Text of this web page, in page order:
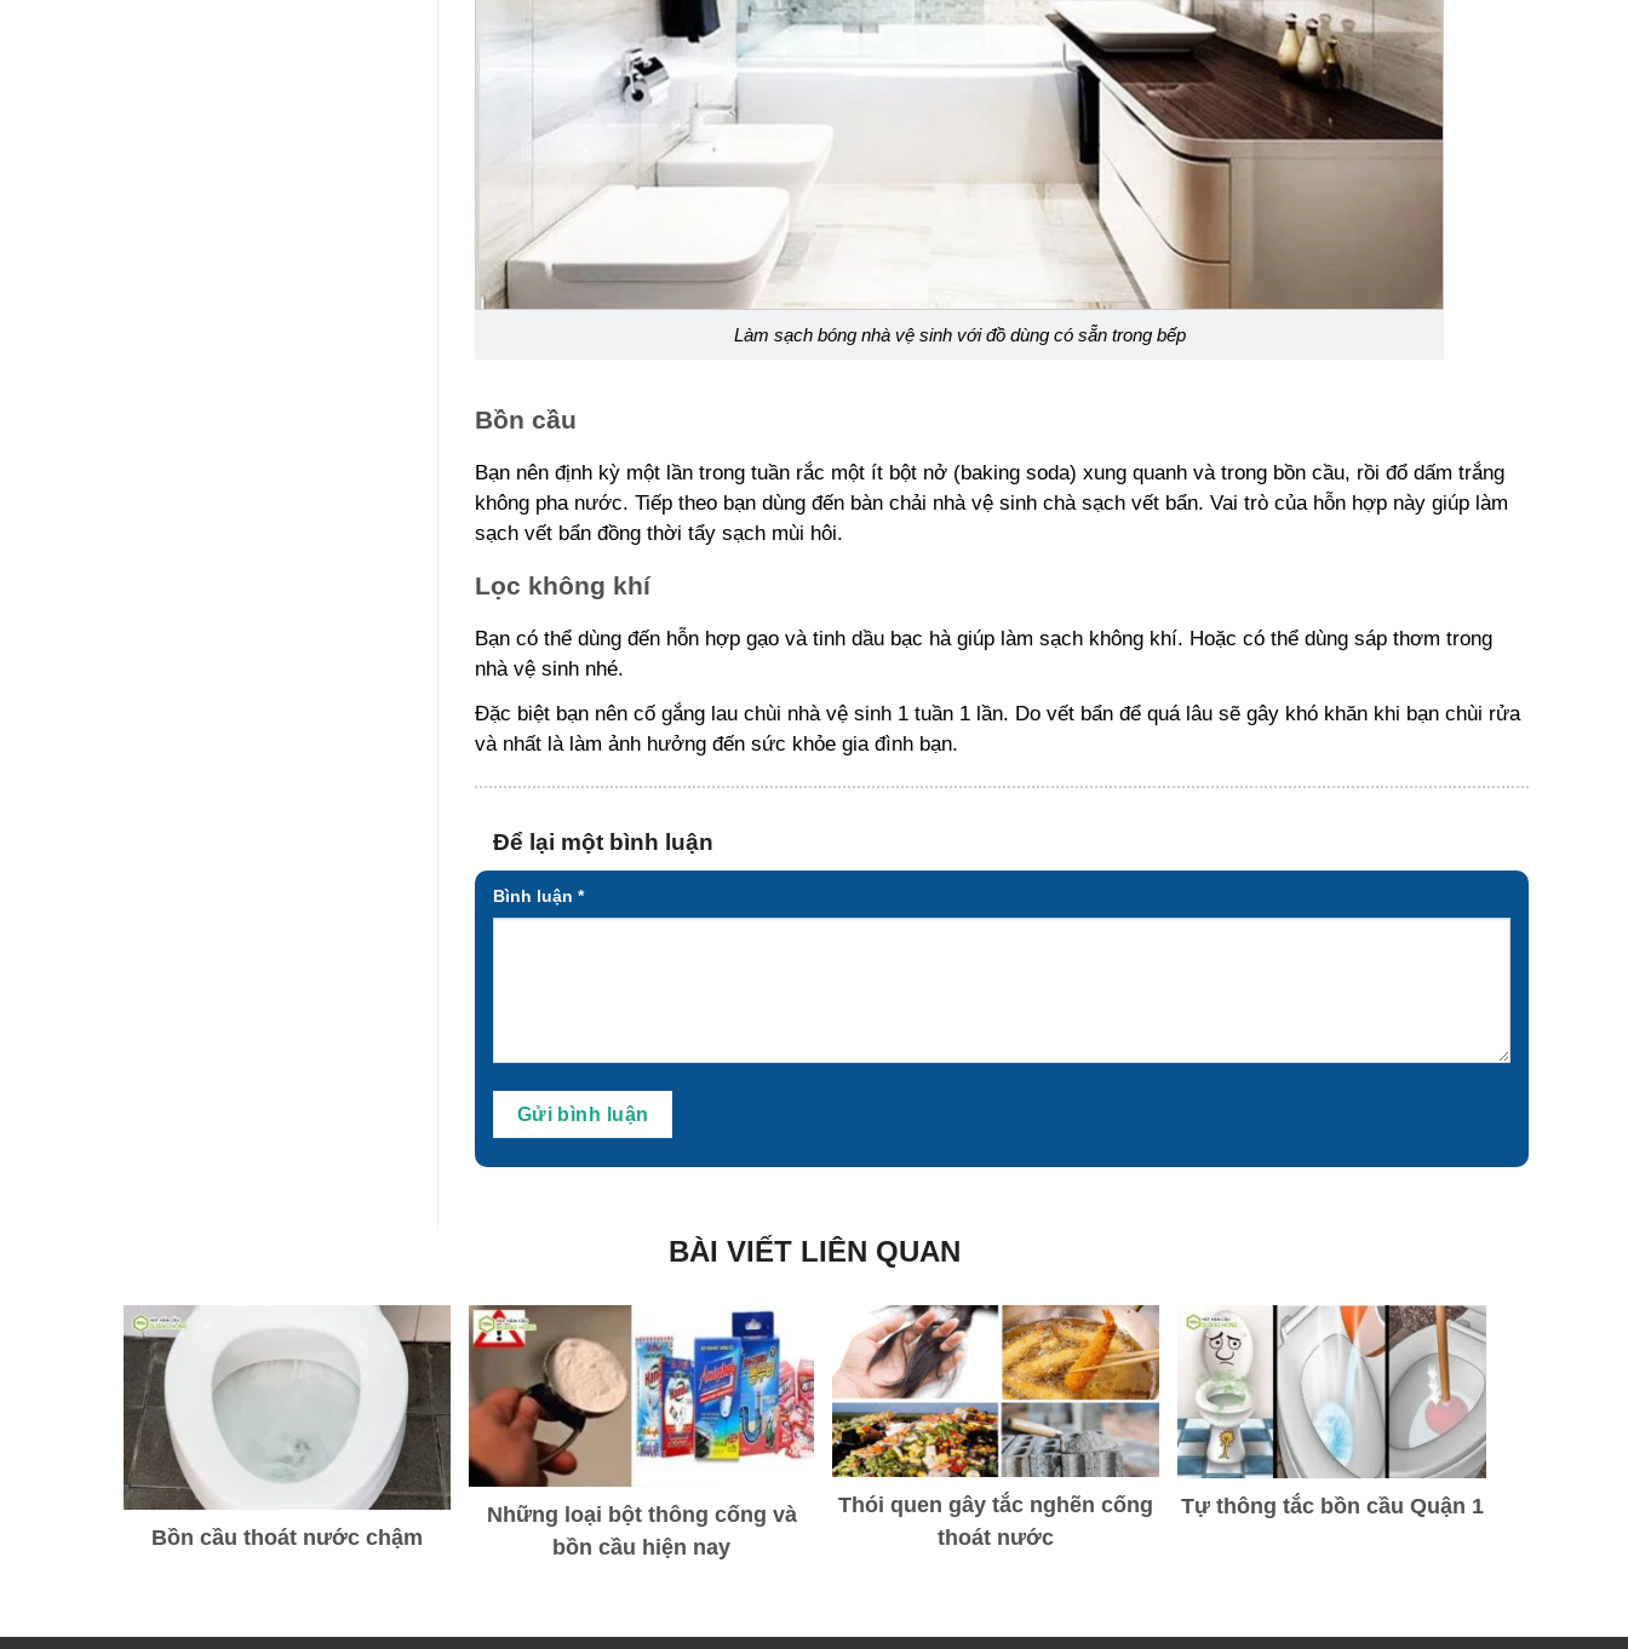
Làm sạch bóng nhà vệ sinh với đồ dùng có sẵn trong bếp
Bồn cầu
Bạn nên định kỳ một lần trong tuần rắc một ít bột nở (baking soda) xung quanh và trong bồn cầu, rồi đổ dấm trắng
không pha nước. Tiếp theo bạn dùng đến bàn chải nhà vệ sinh chà sạch vết bẩn. Vai trò của hỗn hợp này giúp làm
sạch vết bẩn đồng thời tẩy sạch mùi hôi.
Lọc không khí
Bạn có thể dùng đến hỗn hợp gạo và tinh dầu bạc hà giúp làm sạch không khí. Hoặc có thể dùng sáp thơm trong
nhà vệ sinh nhé.
Đặc biệt bạn nên cố gắng lau chùi nhà vệ sinh 1 tuần 1 lần. Do vết bẩn để quá lâu sẽ gây khó khăn khi bạn chùi rửa
và nhất là làm ảnh hưởng đến sức khỏe gia đình bạn.
Để lại một bình luận
Bình luận *
BÀI VIẾT LIÊN QUAN
Bồn cầu thoát nước chậm
Những loại bột thông cống và
bồn cầu hiện nay
Thói quen gây tắc nghẽn cống
thoát nước
Tự thông tắc bồn cầu Quận 1